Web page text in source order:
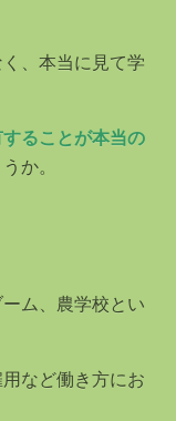
、本当に見て学
ることが本当の
か。
ム、農学校とい
など働き方にお